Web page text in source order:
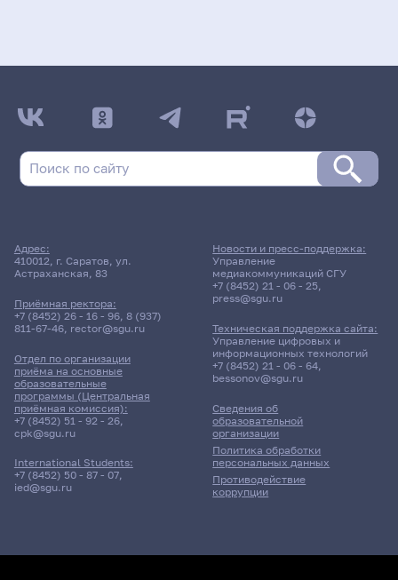
Адрес:
410012, г. Саратов, ул.
Астраханская, 83
Приёмная ректора:
+7 (8452) 26 - 16 - 96, 8 (937)
811-67-46, rector@sgu.ru
Отдел по организации
приёма на основные
образовательные
программы (Центральная
приёмная комиссия):
+7 (8452) 51 - 92 - 26,
cpk@sgu.ru
International Students:
+7 (8452) 50 - 87 - 07,
ied@sgu.ru
Сведения об
образовательной
организации
Политика обработки
персональных данных
Противодействие
коррупции
Новости и пресс-поддержка:
Управление
медиакоммуникаций СГУ
+7 (8452) 21 - 06 - 25,
press@sgu.ru
Техническая поддержка сайта:
Управление цифровых и
информационных технологий
+7 (8452) 21 - 06 - 64,
bessonov@sgu.ru